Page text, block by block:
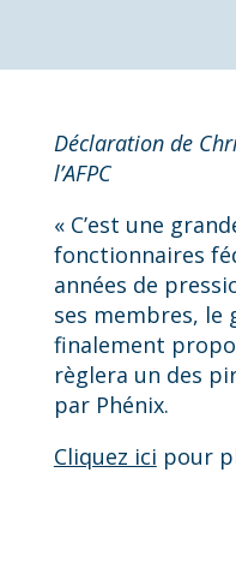
Déclaration de
l’AFPC
« C’est une
fonctionnaires
années de
ses membres, le
finalement
règlera un des
par Phénix.
Cliquez ici pour